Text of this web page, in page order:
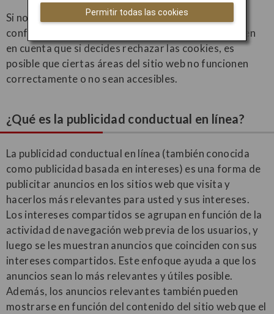
Si no deseas aceptar cookies, puedes ajustar la
configuración de tu navegador para rechazarlas. Ten
en cuenta que si decides rechazar las cookies, es
posible que ciertas áreas del sitio web no funcionen
correctamente o no sean accesibles.
¿Qué es la publicidad conductual en línea?
La publicidad conductual en línea (también conocida
como publicidad basada en intereses) es una forma de
publicitar anuncios en los sitios web que visita y
hacerlos más relevantes para usted y sus intereses.
Los intereses compartidos se agrupan en función de la
actividad de navegación web previa de los usuarios, y
luego se les muestran anuncios que coinciden con sus
intereses compartidos. Este enfoque ayuda a que los
anuncios sean lo más relevantes y útiles posible.
Además, los anuncios relevantes también pueden
mostrarse en función del contenido del sitio web que el
Permitir todas las cookies